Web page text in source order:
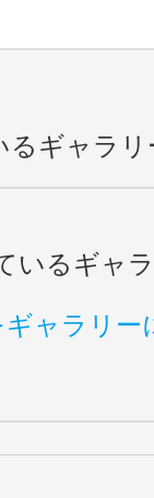
るギャラリ
いるギャ
ャラリー